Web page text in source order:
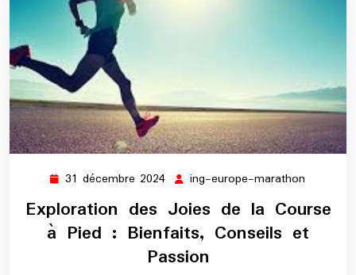
31 décembre 2024 31
décembre
2024
ing-europe-marathon
marathon
Exploration des Joies de la Course
à Pied : Bienfaits, Conseils et
Passion